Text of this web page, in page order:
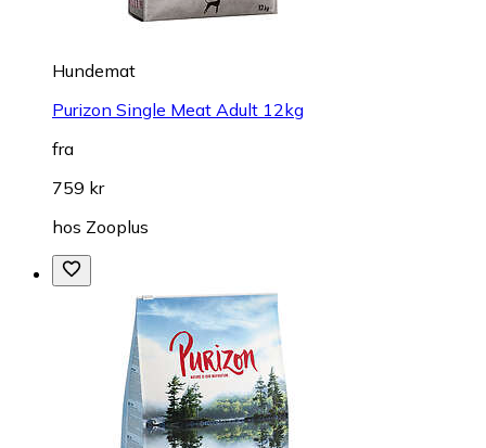
Hundemat
Purizon Single Meat Adult 12kg
fra
759 kr
hos Zooplus